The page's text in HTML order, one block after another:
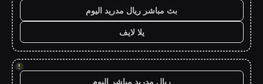
بث مباشر ريال مدريد اليوم
يلا لايف
!
ريال مدريد مباشر اليوم